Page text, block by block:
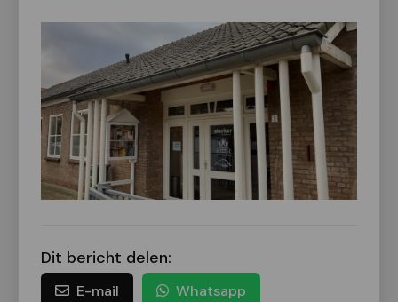
Dit bericht delen:
E-mail Whatsapp